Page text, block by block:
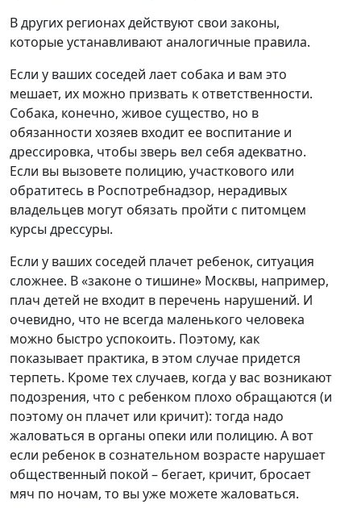
В других регионах действуют свои законы,
которые устанавливают аналогичные правила.
Если у ваших соседей лает собака и вам это
мешает, их можно призвать к ответственности.
Собака, конечно, живое существо, но в
обязанности хозяев входит ее воспитание и
дрессировка, чтобы зверь вел себя адекватно.
Если вы вызовете полицию, участкового или
обратитесь в Роспотребнадзор, нерадивых
владельцев могут обязать пройти с питомцем
курсы дрессуры.
Если у ваших соседей плачет ребенок, ситуация
сложнее. В «законе о тишине» Москвы, например,
плач детей не входит в перечень нарушений. И
очевидно, что не всегда маленького человека
можно быстро успокоить. Поэтому, как
показывает практика, в этом случае придется
терпеть. Кроме тех случаев, когда у вас возникают
подозрения, что с ребенком плохо обращаются (и
поэтому он плачет или кричит): тогда надо
жаловаться в органы опеки или полицию. А вот
если ребенок в сознательном возрасте нарушает
общественный покой – бегает, кричит, бросает
мяч по ночам, то вы уже можете жаловаться.